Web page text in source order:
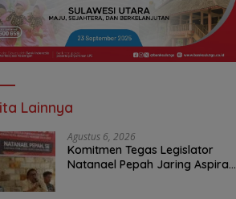
Lainnya
Agustus 6, 2026
Komitmen Tegas Legislator
Natanael Pepah Jaring Aspirasi